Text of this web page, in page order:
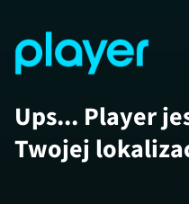
Ups... Player
Twojej